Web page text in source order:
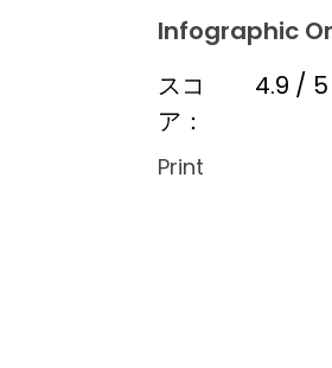
Infographic
スコ
ア：
4.9 / 5
Print